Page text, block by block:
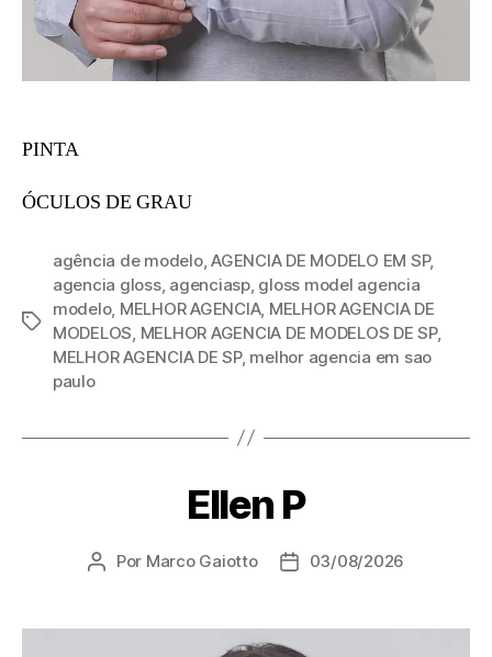
PINTA
ÓCULOS DE GRAU
agência de modelo,AGENCIA DE MODELO EM SP,
agencia gloss, agenciasp, gloss model agencia
modelo, MELHOR AGENCIA, MELHOR AGENCIA DE
MODELOS MELHOR AGENCIA DE MODELOS DE SP,
MELHOR AGENCIA DE SP, melhor agencia em sao
paulo
Ellen P
Por Marco Gaiotto 03/08/2026